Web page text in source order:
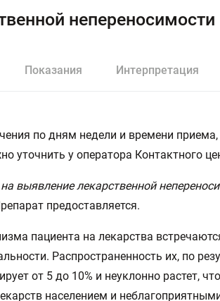
Показания Интерпретация
по дням недели и времени приема,
у оператора Контактного
выявление лекарственной
предоставляется.
пациента на лекарства
Распространенность их, по
от 5 до 10% и неуклонно растет,
населением и